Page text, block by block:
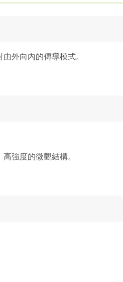
外向內的傳導模式。
強度的微觀結構。